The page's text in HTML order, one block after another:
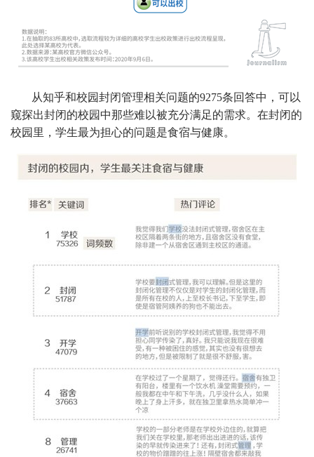
从知乎和校园封闭管理相关问题的9275条回答中，可以
窥探出封闭的校园中那些难以被充分满足的需求。在封闭的
校园里，学生最为担心的问题是食宿与健康。